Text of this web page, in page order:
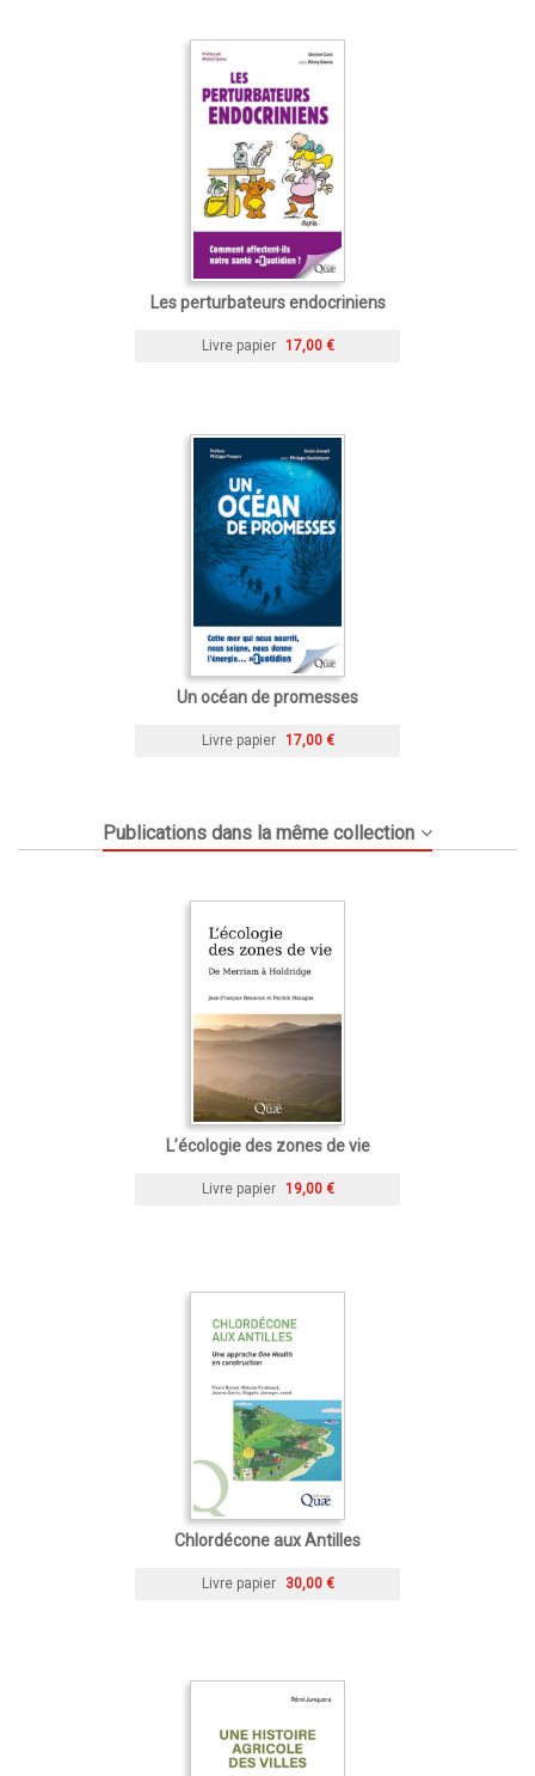
Les perturbateurs endocriniens
Livre papier 17,00 €
Un océan de promesses
Livre papier 17,00 €
Publications dans la même collection
L’écologie des zones de vie
Livre papier 19,00 €
Chlordécone aux Antilles
Livre papier 30,00 €